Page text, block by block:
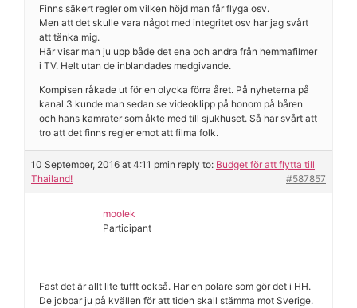
Finns säkert regler om vilken höjd man får flyga osv.
Men att det skulle vara något med integritet osv har jag svårt
att tänka mig.
Här visar man ju upp både det ena och andra från hemmafilmer
i TV. Helt utan de inblandades medgivande.
Kompisen råkade ut för en olycka förra året. På nyheterna på
kanal 3 kunde man sedan se videoklipp på honom på båren
och hans kamrater som åkte med till sjukhuset. Så har svårt att
tro att det finns regler emot att filma folk.
10 September, 2016 at 4:11 pmin reply to: Budget för att flytta till
Thailand!
#587857
moolek
Participant
Fast det är allt lite tufft också. Har en polare som gör det i HH.
De jobbar ju på kvällen för att tiden skall stämma mot Sverige.